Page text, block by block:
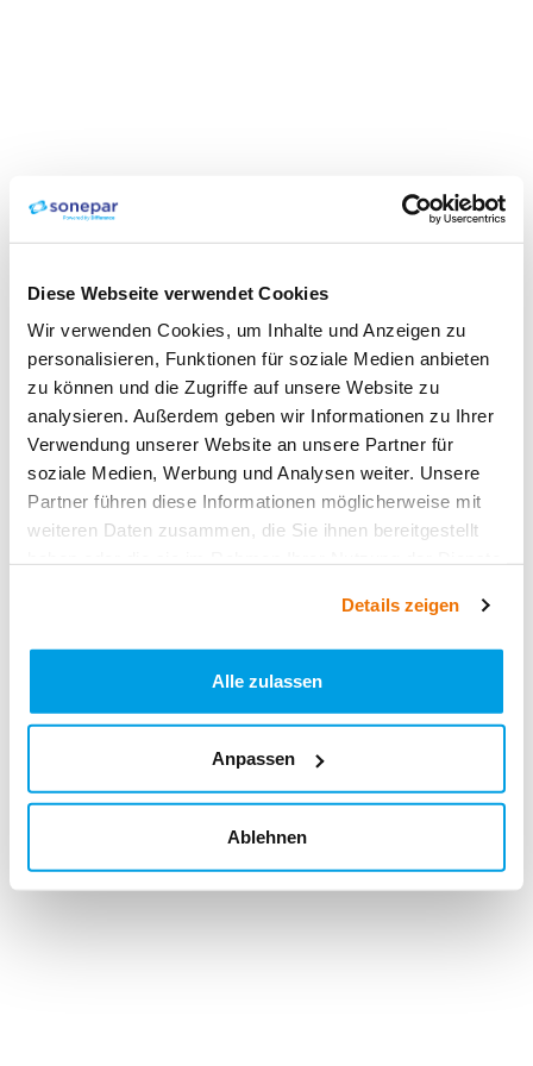
Diese Webseite verwendet Cookies
Wir verwenden Cookies, um Inhalte und Anzeigen zu
personalisieren, Funktionen für soziale Medien anbieten
zu können und die Zugriffe auf unsere Website zu
analysieren. Außerdem geben wir Informationen zu Ihrer
Verwendung unserer Website an unsere Partner für
soziale Medien, Werbung und Analysen weiter. Unsere
Partner führen diese Informationen möglicherweise mit
weiteren Daten zusammen, die Sie ihnen bereitgestellt
Details zeigen
Alle zulassen
Anpassen
Ablehnen